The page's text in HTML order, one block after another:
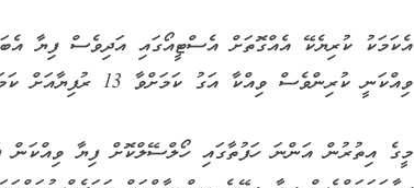
އެކަމަކު ކުރިޔެކޭ އެއްގޮތަށް އެސްޓީއޯގައި އަދިވެސް ފިޔާ
ވިއްކަނީ ކުރިންވެސް ވިއްކާ އަގު ކަމަށްވާ 13 ރުފިޔާއަށް ކަމަށް، އެ ކުންފުނިން ބުންޏެވެ.
މީގެ އިތުރުން އަންނަ ހަފުތާގައި ހޯލްސޭލްކޮށް ފިޔާ ވިއްކަން